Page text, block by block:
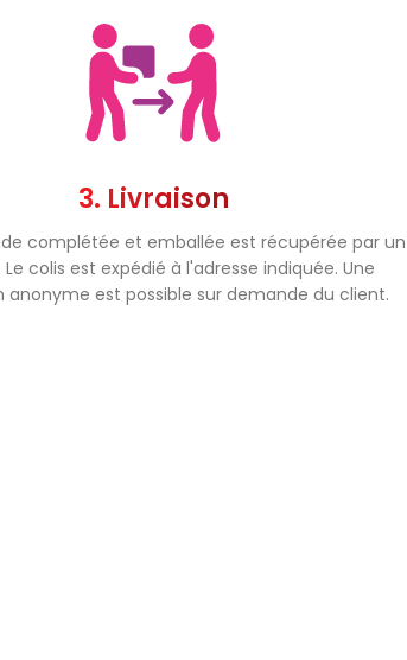
3. Livraison
complétée et emballée est récupérée par un
Le colis est expédié à l'adresse indiquée. Une
anonyme est possible sur demande du client.